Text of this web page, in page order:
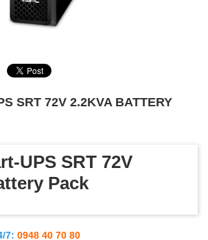
SRT 72V 2.2KVA BATTERY
UPS SRT 72V
Pack
7: 0948 40 70 80